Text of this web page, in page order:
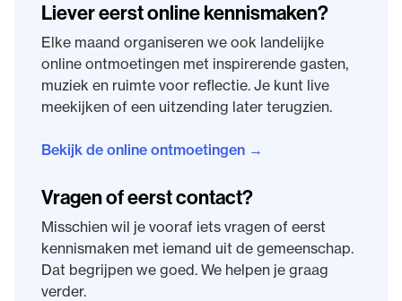
Liever eerst online kennismaken?
Elke maand organiseren we ook landelijke
online ontmoetingen met inspirerende gasten,
muziek en ruimte voor reflectie. Je kunt live
meekijken of een uitzending later terugzien.
Bekijk de online ontmoetingen →
Vragen of eerst contact?
Misschien wil je vooraf iets vragen of eerst
kennismaken met iemand uit de gemeenschap.
Dat begrijpen we goed. We helpen je graag
verder.